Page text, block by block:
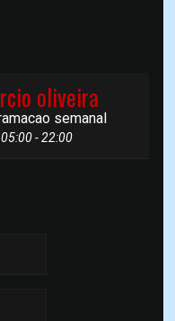
oliveira
semanal
05:00 - 22:00